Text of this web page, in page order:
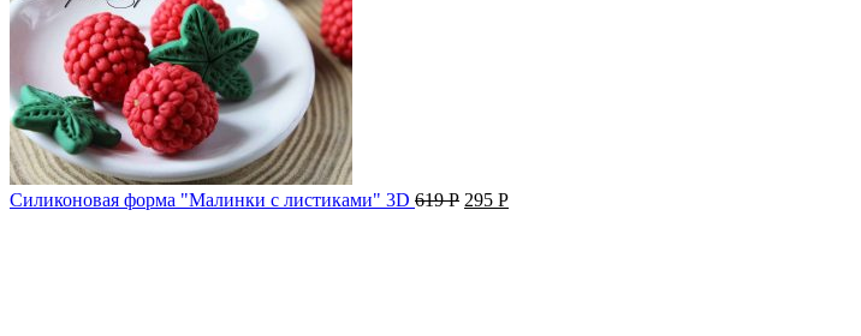
Силиконовая форма "Малинки с листиками" 3D 619Р 295 Р